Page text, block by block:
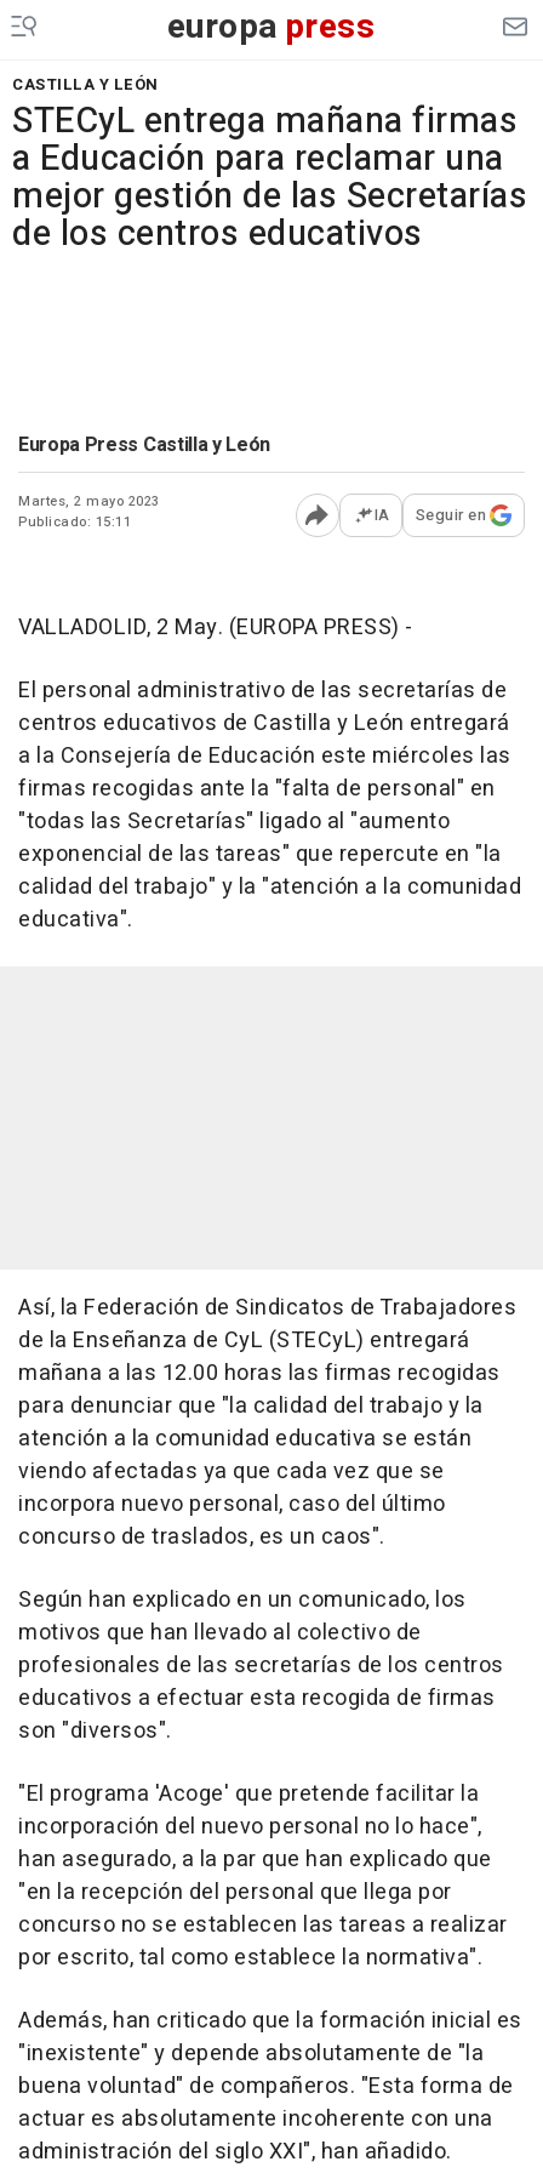
europa press
CASTILLA Y LEÓN
STECyL entrega mañana firmas
a Educación para reclamar una
mejor gestión de las Secretarías
de los centros educativos
Europa Press Castilla y León
Martes, 2 mayo 2023
Publicado: 15:11
Abrir opciones para
IA Seguir en
VALLADOLID, 2 May. (EUROPA PRESS) -
El personal administrativo de las secretarías de
centros educativos de Castilla y León entregará
a la Consejería de Educación este miércoles las
firmas recogidas ante la "falta de personal" en
"todas las Secretarías" ligado al "aumento
exponencial de las tareas" que repercute en "la
calidad del trabajo" y la "atención a la comunidad
educativa".
Así, la Federación de Sindicatos de Trabajadores
de la Enseñanza de CyL (STECyL) entregará
mañana a las 12.00 horas las firmas recogidas
para denunciar que "la calidad del trabajo y la
atención a la comunidad educativa se están
viendo afectadas ya que cada vez que se
incorpora nuevo personal, caso del último
concurso de traslados, es un caos".
Según han explicado en un comunicado, los
motivos que han llevado al colectivo de
profesionales de las secretarías de los centros
educativos a efectuar esta recogida de firmas
son "diversos".
"El programa 'Acoge' que pretende facilitar la
incorporación del nuevo personal no lo hace",
han asegurado, a la par que han explicado que
"en la recepción del personal que llega por
concurso no se establecen las tareas a realizar
por escrito, tal como establece la normativa".
Además, han criticado que la formación inicial es
"inexistente" y depende absolutamente de "la
buena voluntad" de compañeros. "Esta forma de
actuar es absolutamente incoherente con una
administración del siglo XXI", han añadido.